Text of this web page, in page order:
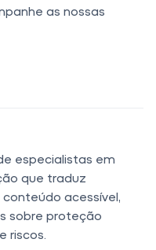
as nossas
especialistas em
que traduz
acessível,
sobre proteção
riscos.